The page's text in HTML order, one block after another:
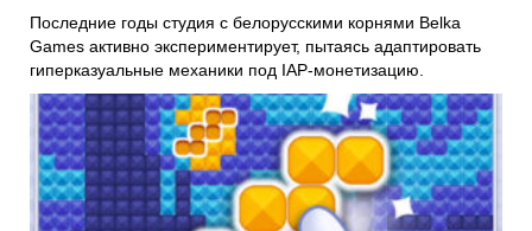
Последние годы студия с белорусскими корнями Belka
Games активно экспериментирует, пытаясь адаптировать
гиперказуальные механики под IAP-монетизацию.